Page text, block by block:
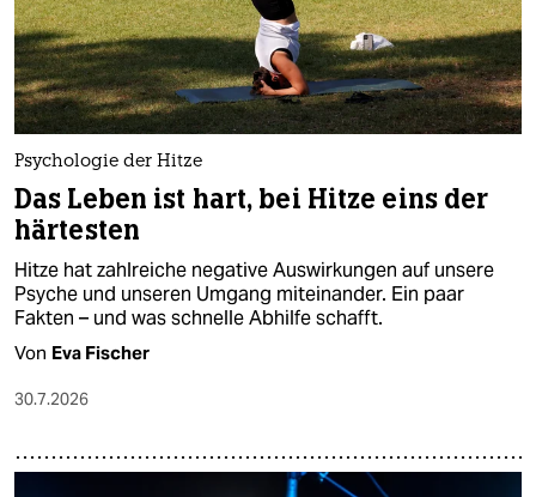
Psychologie der Hitze
Das Leben ist hart, bei Hitze eins der
härtesten
Hitze hat zahlreiche negative Auswirkungen auf unsere
Psyche und unseren Umgang miteinander. Ein paar
Fakten – und was schnelle Abhilfe schafft.
Von Eva Fischer
30.7.2026